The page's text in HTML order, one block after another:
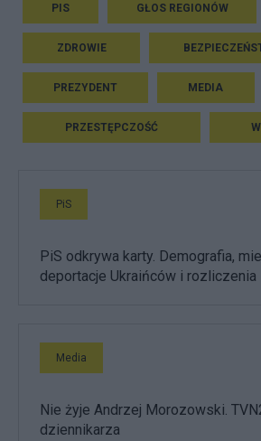
PIS GŁOS REGIONÓW
ZDROWIE
PREZYDENT MEDIA
PRZESTĘPCZOŚĆ
PiS
PiS odkrywa karty. Demografia,
deportacje Ukraińców i rozliczenia
Media
Nie żyje Andrzej Morozowski.
dziennikarza